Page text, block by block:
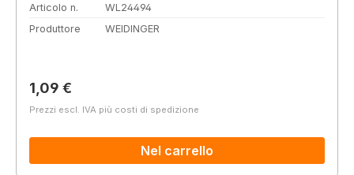
Articolo n.
WL24494
Produttore
WEIDINGER
Prezzo normale:
1,09 €
Prezzi escl. IVA più costi di spedizione
Nel carrello